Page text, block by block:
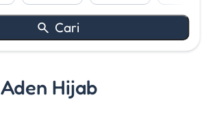
Aden Hijab